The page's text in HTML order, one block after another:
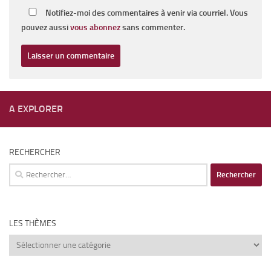
Notifiez-moi des commentaires à venir via courriel. Vous
pouvez aussivous abonnezsans commenter.
A EXPLORER
RECHERCHER
Rechercher :
LES THÈMES
Les
thèmes